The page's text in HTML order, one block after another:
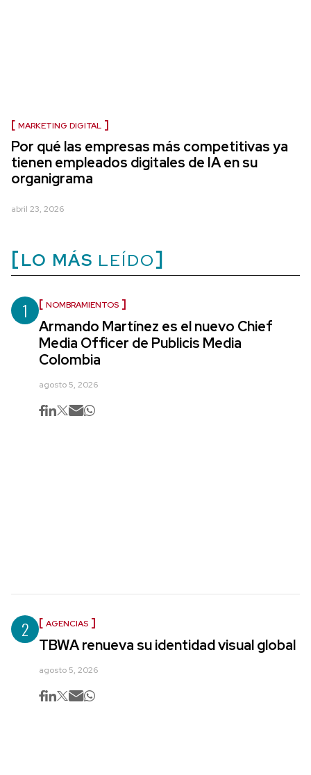
MARKETING DIGITAL
Por qué las empresas más competitivas ya
tienen empleados digitales de IA en su
organigrama
abril 23, 2026
LO MÁS LEÍDO
1 NOMBRAMIENTOS
Armando Martínez es el nuevo Chief
Media Officer de Publicis Media
Colombia
agosto 5, 2026
2 AGENCIAS
TBWA renueva su identidad visual global
agosto 5, 2026